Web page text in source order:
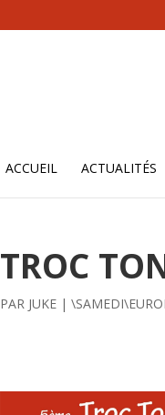
ACCUEIL ACTUALITÉS
TROC
PAR JUKE |